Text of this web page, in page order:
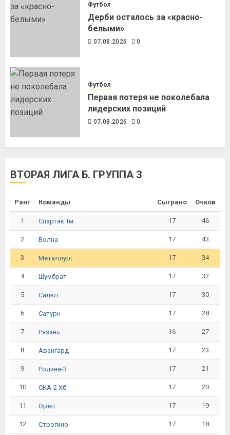
Футбол
Дерби осталось за «красно-
белыми»
07.08.2026 0
Футбол
Первая потеря не поколебала
лидерских позиций
07.08.2026 0
ВТОРАЯ ЛИГА Б. ГРУППА 3
Ранг Команды Сыграно Очков
1 Спартак Тм 17 46
2 Волна 17 43
3 Металлург 17 34
4 Шумбрат 17 32
5 Салют 17 30
6 Сатурн 17 28
7 Рязань 16 27
8 Авангард 17 23
9 Родина-3 17 21
10 СКА-2 Хб 17 20
11 Орёл 17 19
12 Строгино 17 18